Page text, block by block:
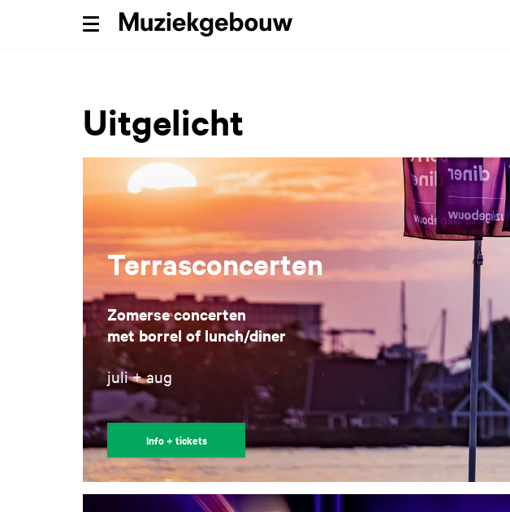
Menu
Uitgelicht
Terrasconcerten
Zomerse concerten
met borrel of lunch/diner
juli + aug
Info + tickets